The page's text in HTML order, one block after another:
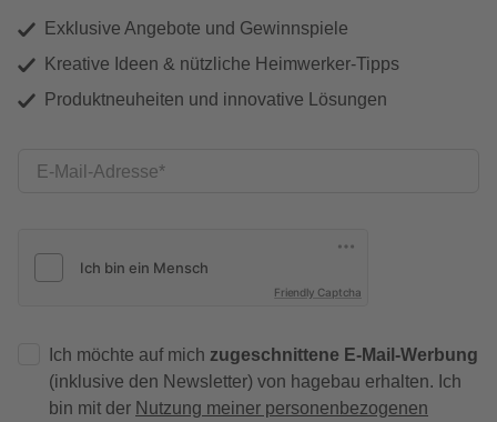
Exklusive Angebote und Gewinnspiele
Kreative Ideen & nützliche Heimwerker-Tipps
Produktneuheiten und innovative Lösungen
E-Mail-Adresse
Friendly Captcha
Ich möchte auf mich zugeschnittene E-Mail-Werbung
(inklusive den Newsletter) von hagebau erhalten. Ich
bin mit der Nutzung meiner personenbezogenen